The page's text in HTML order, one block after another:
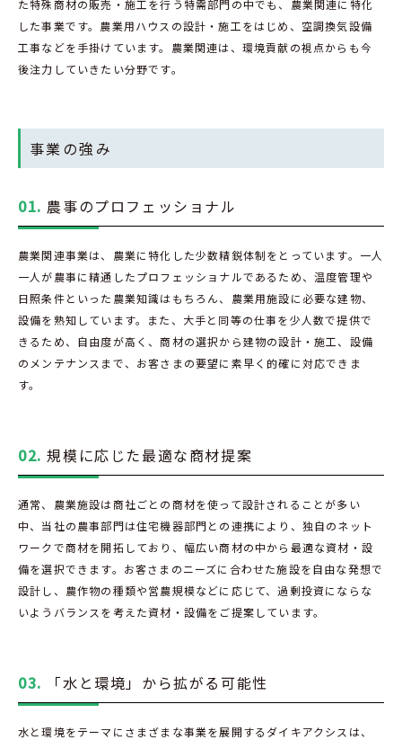
た特殊商材の販売・施工を行う特需部門の中でも、農業関連に特化
した事業です。農業用ハウスの設計・施工をはじめ、空調換気設備
工事などを手掛けています。農業関連は、環境貢献の視点からも今
後注力していきたい分野です。
事業の強み
01. 農事のプロフェッショナル
農業関連事業は、農業に特化した少数精鋭体制をとっています。一人
一人が農事に精通したプロフェッショナルであるため、温度管理や
日照条件といった農業知識はもちろん、農業用施設に必要な建物、
設備を熟知しています。また、大手と同等の仕事を少人数で提供で
きるため、自由度が高く、商材の選択から建物の設計・施工、設備
のメンテナンスまで、お客さまの要望に素早く的確に対応できま
す。
02. 規模に応じた最適な商材提案
通常、農業施設は商社ごとの商材を使って設計されることが多い
中、当社の農事部門は住宅機器部門との連携により、独自のネット
ワークで商材を開拓しており、幅広い商材の中から最適な資材・設
備を選択できます。お客さまのニーズに合わせた施設を自由な発想で
設計し、農作物の種類や営農規模などに応じて、過剰投資にならな
いようバランスを考えた資材・設備をご提案しています。
03. 「水と環境」から拡がる可能性
水と環境をテーマにさまざまな事業を展開するダイキアクシスは、